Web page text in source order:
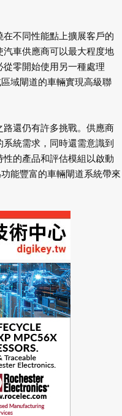
不同性能點上擴展客戶的
車供應商可以最大程度地
零開始使用另一種處理
域閘道的車輛實現高級聯
還仍有許多挑戰。供應商
統需求，同時還需意識到
的產品和評估模組以啟動
能豐富的車輛閘道系統帶來